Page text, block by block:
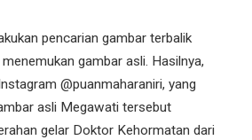
pencarian gambar terbalik
gambar asli. Hasilnya,
@puanmaharaniri, yang
asli Megawati tersebut
gelar Doktor Kehormatan dari